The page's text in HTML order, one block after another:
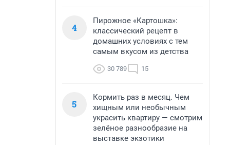
4
Пирожное «Картошка»:
классический рецепт в
домашних условиях с тем
самым вкусом из детства
30 789 15
5
Кормить раз в месяц. Чем
хищным или необычным
украсить квартиру — смотрим
зелёное разнообразие на
выставке экзотики